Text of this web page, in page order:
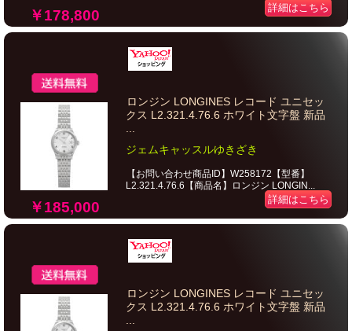
￥178,800 詳細はこちら
￥185,000
ロンジン LONGINES レコード ユニセッ
クス L2.321.4.76.6 ホワイト文字盤 新品
ジェムキャッスルゆきざき
【お問い合わせ商品ID】W258172【型番】
L2.321.4.76.6【商品名】ロンジン LONGIN...
詳細はこちら
ロンジン LONGINES レコード ユニセッ
クス L2.321.4.76.6 ホワイト文字盤 新品